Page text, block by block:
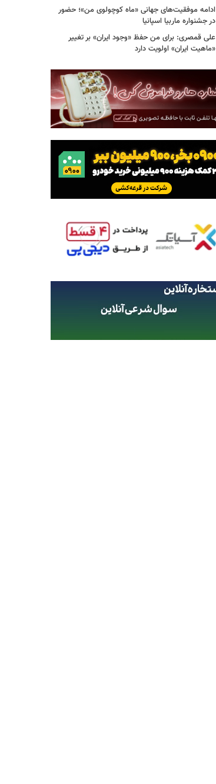
ادامه موفقیت‌های جهانی «ماه کوچولوی من»؛ حضور
در جشنواره ماربیا اسپانیا
علی قمصری: برای من حفظ «وجود ایران» بر تغییر
«ماهیت ایران» اولویت دارد